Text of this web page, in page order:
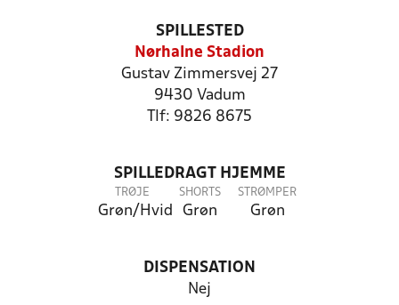
SPILLESTED
Nørhalne Stadion
Gustav Zimmersvej 27
9430 Vadum
Tlf: 9826 8675
SPILLEDRAGT HJEMME
TRØJE
Grøn/Hvid
SHORTS
Grøn
STRØMPER
Grøn
DISPENSATION
Nej